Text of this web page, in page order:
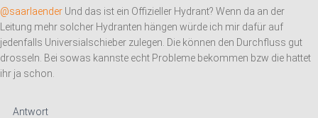
@saarlaender Und das ist ein Offizieller Hydrant? Wenn da an der
Leitung mehr solcher Hydranten hängen würde ich mir dafür auf
jedenfalls Universialschieber zulegen. Die können den Durchfluss gut
drosseln. Bei sowas kannste echt Probleme bekommen bzw die hattet
ihr ja schon.
Antwort